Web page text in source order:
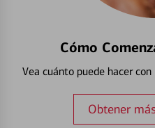
Cómo
Vea cuánto puede hacer
Obtener